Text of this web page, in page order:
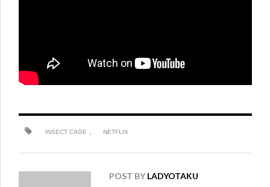
INSECT CAGE , NETFLIX
POST BY LADYOTAKU